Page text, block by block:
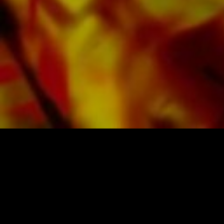
sur du papier de haute qualité. Le papier à
lettres légèrement jaunâtre offre un bon
contraste et est agréable pour les yeux dans
des conditions d'éclairage difficiles. La
livraison aux clients privés dans le monde
entier est gratuite. Commandez dès maintenant
votre partition directement auprès d'Obrasso
Verlag.